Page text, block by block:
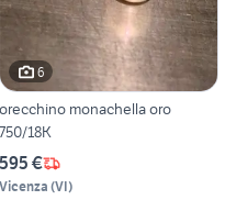
6
orecchino monachella oro
750/18K
595 €
Vicenza (VI)